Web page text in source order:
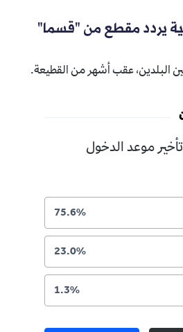
يردد مقطع من "قسما"
البلدين، عقب أشهر من القطيعة.
موعد الدخول
75.6%
23.0%
1.3%